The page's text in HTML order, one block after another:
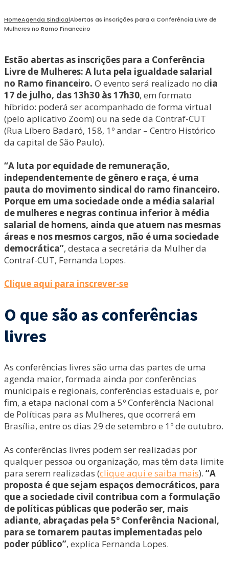
HomeAgenda SindicalAbertas as inscrições para a Conferência Livre de
Mulheres no Ramo Financeiro
Estão abertas as inscrições para a Conferência
Livre de Mulheres: A luta pela igualdade salarial
no Ramo financeiro. O evento será realizado no dia
17 de julho, das 13h30 às 17h30, em formato
híbrido: poderá ser acompanhado de forma virtual
(pelo aplicativo Zoom) ou na sede da Contraf-CUT
(Rua Líbero Badaró, 158, 1º andar – Centro Histórico
da capital de São Paulo).
“A luta por equidade de remuneração,
independentemente de gênero e raça, é uma
pauta do movimento sindical do ramo financeiro.
Porque em uma sociedade onde a média salarial
de mulheres e negras continua inferior à média
salarial de homens, ainda que atuem nas mesmas
áreas e nos mesmos cargos, não é uma sociedade
democrática”, destaca a secretária da Mulher da
Contraf-CUT, Fernanda Lopes.
Clique aqui para inscrever-se
O que são as conferências
livres
As conferências livres são uma das partes de uma
agenda maior, formada ainda por conferências
municipais e regionais, conferências estaduais e, por
fim, a etapa nacional com a 5º Conferência Nacional
de Políticas para as Mulheres, que ocorrerá em
Brasília, entre os dias 29 de setembro e 1º de outubro.
As conferências livres podem ser realizadas por
qualquer pessoa ou organização, mas têm data limite
para serem realizadas (clique aqui e saiba mais). “A
proposta é que sejam espaços democráticos, para
que a sociedade civil contribua com a formulação
de políticas públicas que poderão ser, mais
adiante, abraçadas pela 5º Conferência Nacional,
para se tornarem pautas implementadas pelo
poder público”, explica Fernanda Lopes.